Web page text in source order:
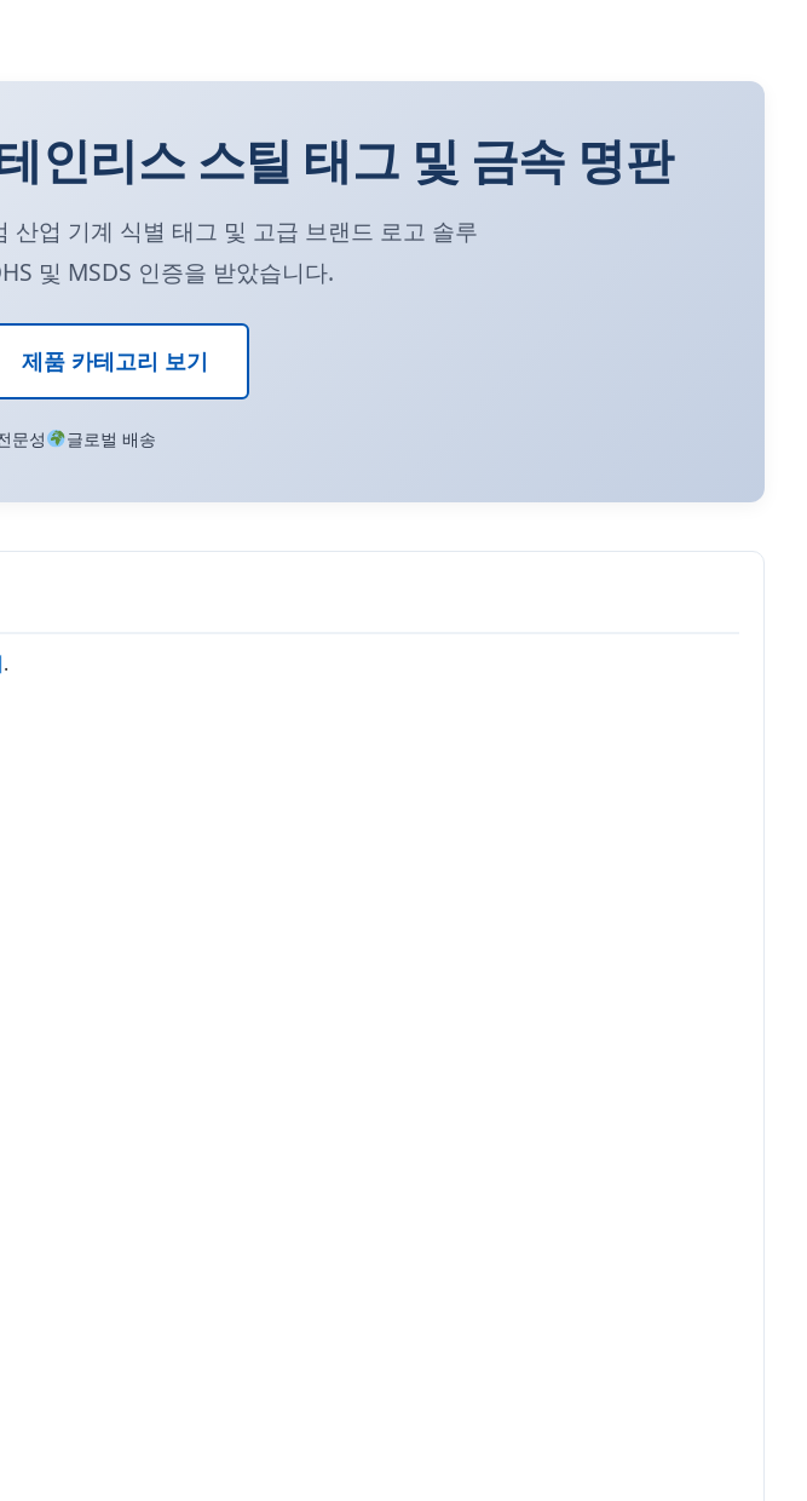
인리스 스틸 태그 및 금속 명판
업 기계 식별 태그 및 고급 브랜드 로고 솔루
및 MSDS 인증을 받았습니다.
제품 카테고리 보기
문성 글로벌 배송
.